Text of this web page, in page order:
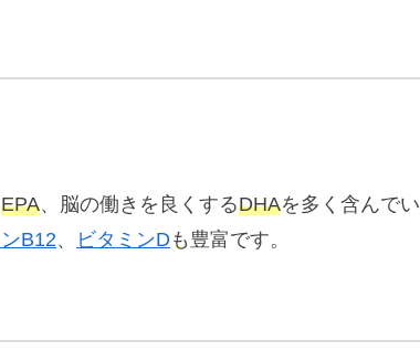
EPA、脳の働きを良くするDHAを多く含んでい
B12、 ビタミンDも豊富です。